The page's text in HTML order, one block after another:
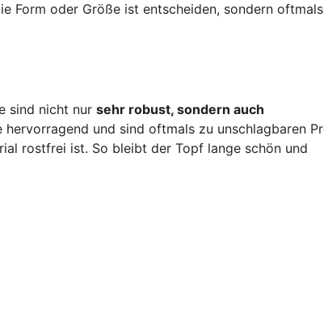
Form oder Größe ist entscheiden, sondern oftmals
sind nicht nur sehr robust, sondern auch
hervorragend und sind oftmals zu unschlagbaren
rostfrei ist. So bleibt der Topf lange schön und